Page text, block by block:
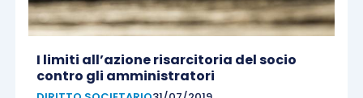
I limiti all’azione risarcitoria del socio
contro gli amministratori